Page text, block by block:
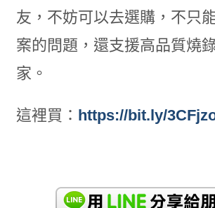
友，不妨可以去選購，不只
案的問題，還支援高品質燒
家。
這裡買： https://bit.ly/